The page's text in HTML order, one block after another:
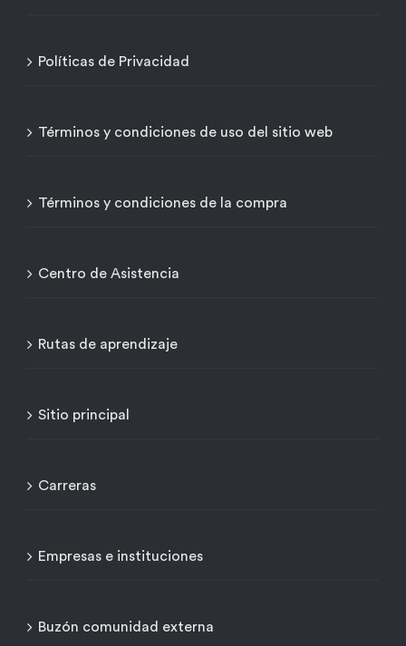
Políticas de Privacidad
Términos y condiciones de uso del sitio web
Términos y condiciones de la compra
Centro de Asistencia
Rutas de aprendizaje
Sitio principal
Carreras
Empresas e instituciones
Buzón comunidad externa